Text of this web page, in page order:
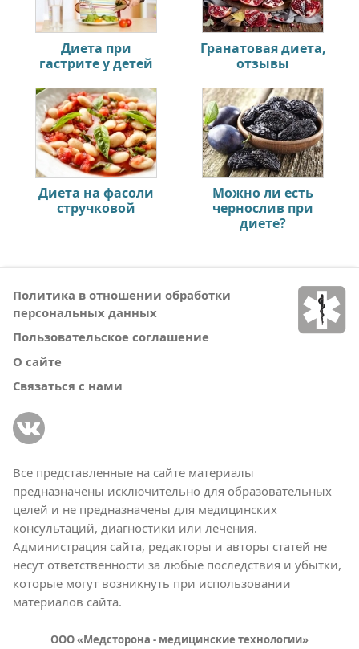
Диета при
гастрите у детей
Гранатовая диета,
отзывы
Диета на фасоли
стручковой
Можно ли есть
чернослив при
диете?
Политика в отношении обработки
персональных данных
Пользовательское соглашение
О сайте
Связаться с нами
Все представленные на сайте материалы
предназначены исключительно для образовательных
целей и не предназначены для медицинских
консультаций, диагностики или лечения.
Администрация сайта, редакторы и авторы статей не
несут ответственности за любые последствия и убытки,
которые могут возникнуть при использовании
материалов сайта.
ООО «Медсторона - медицинские технологии»